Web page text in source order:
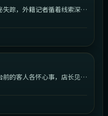
踪，外籍记者循着线索深入
的客人各怀心事，店长见证